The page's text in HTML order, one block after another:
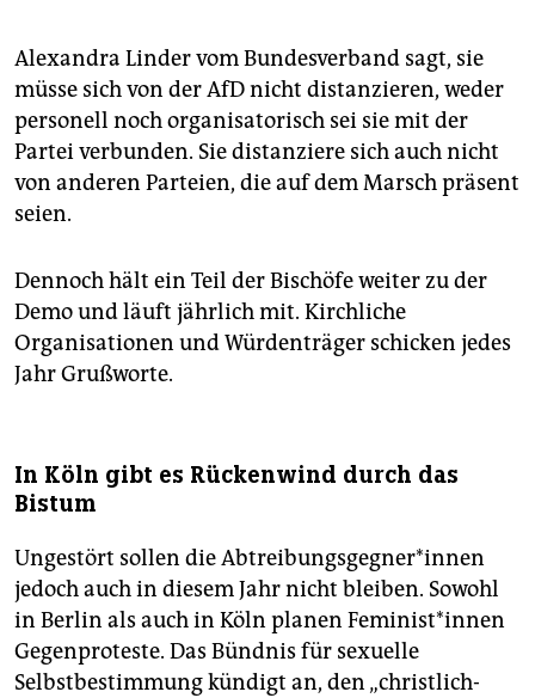
Alexandra Linder vom Bundesverband sagt, sie
müsse sich von der AfD nicht distanzieren, weder
personell noch organisatorisch sei sie mit der
Partei verbunden. Sie distanziere sich auch nicht
von anderen Parteien, die auf dem Marsch präsent
seien.
Dennoch hält ein Teil der Bischöfe weiter zu der
Demo und läuft jährlich mit. Kirchliche
Organisationen und Würdenträger schicken jedes
Jahr Grußworte.
In Köln gibt es Rückenwind durch das
Bistum
Ungestört sollen die Ab­trei­bungs­geg­ne­r*in­nen
jedoch auch in diesem Jahr nicht bleiben. Sowohl
in Berlin als auch in Köln planen Fe­mi­nis­t*in­nen
Gegenproteste. Das Bündnis für sexuelle
Selbstbestimmung kündigt an, den „christlich-